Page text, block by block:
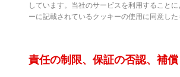
しています。当社のサービスを利用すること
ーに記載されているクッキーの使用に同意した
責任の制限、保証の否認、補償